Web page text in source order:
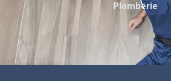
Plomberie